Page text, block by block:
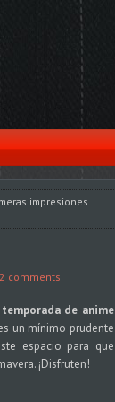
impresiones
2 comments
temporada de anime
un mínimo prudente
espacio para que
¡Disfruten!